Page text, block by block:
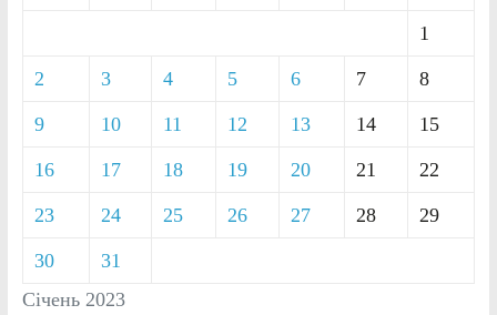
Січень 2023
1
2 3 4 5 6 7 8
9 10 11 12 13 14 15
16 17 18 19 20 21 22
23 24 25 26 27 28 29
30 31